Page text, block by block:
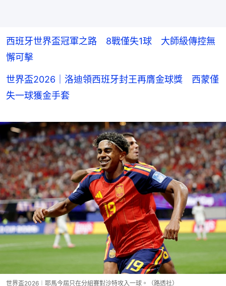
西班牙世界盃冠軍之路 8戰僅失1球 大師級傳控無
懈可擊
世界盃2026｜洛迪領西班牙封王再膺金球獎 西蒙僅
失一球獲金手套
世界盃2026︱耶馬今屆只在分組賽對沙特攻入一球。（路透社）